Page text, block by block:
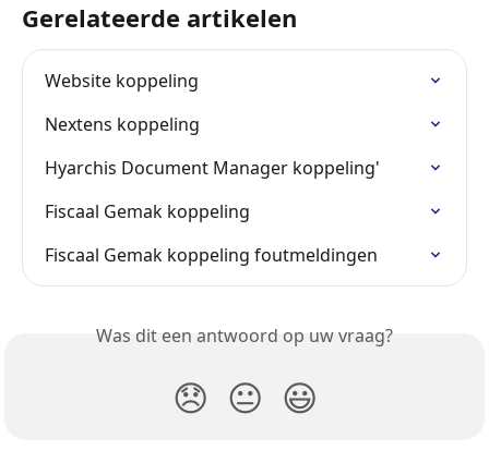
Gerelateerde artikelen
Website koppeling
Nextens koppeling
Hyarchis Document Manager koppeling'
Fiscaal Gemak koppeling
Fiscaal Gemak koppeling foutmeldingen
Was dit een antwoord op uw vraag?
😞 😐 😃